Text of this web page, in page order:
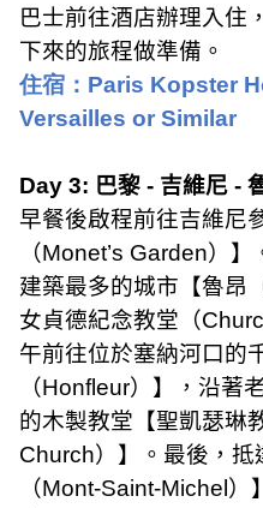
巴士前往酒店辦理入住
下來的旅程做準備。
住宿： Paris Kopster
Versailles or Similar
Day 3: 巴黎 - 吉維尼 -
早餐後啟程前往吉維尼
（Monet’s Garden）】
建築最多的城市【魯昂
女貞德紀念教堂（
午前往位於塞納河口的
（Honfleur）】，沿著
的木製教堂【聖凱瑟琳
Church）】。最後，抵
（Mont-Saint-Michel ）